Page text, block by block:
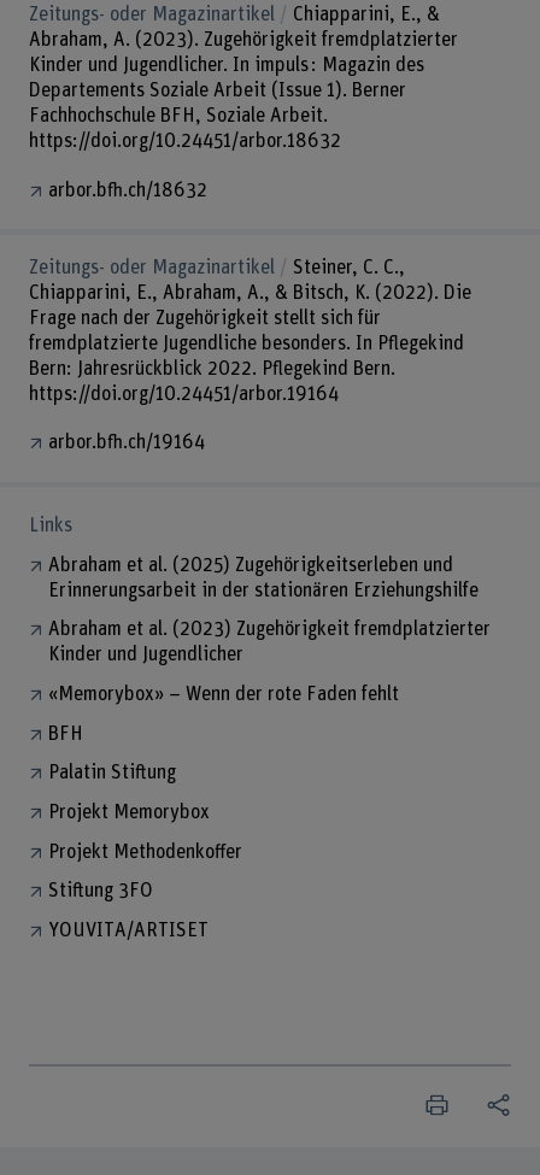
Zeitungs- oder Magazinartikel
Chiapparini, E., &
Abraham, A. (2023). Zugehörigkeit fremdplatzierter
Kinder und Jugendlicher. In impuls : Magazin des
Departements Soziale Arbeit (Issue 1). Berner
Fachhochschule BFH, Soziale Arbeit.
https://doi.org/10.24451/arbor.18632
arbor.bfh.ch/18632
Zeitungs- oder Magazinartikel
Steiner, C. C.,
Chiapparini, E., Abraham, A., & Bitsch, K. (2022). Die
Frage nach der Zugehörigkeit stellt sich für
fremdplatzierte Jugendliche besonders. In Pflegekind
Bern: Jahresrückblick 2022. Pflegekind Bern.
https://doi.org/10.24451/arbor.19164
arbor.bfh.ch/19164
Links
Abraham et al. (2025) Zugehörigkeitserleben und
Erinnerungsarbeit in der stationären Erziehungshilfe
Abraham et al. (2023) Zugehörigkeit fremdplatzierter
Kinder und Jugendlicher
«Memorybox» – Wenn der rote Faden fehlt
BFH
Palatin Stiftung
Projekt Memorybox
Projekt Methodenkoffer
Stiftung 3FO
YOUVITA/ARTISET